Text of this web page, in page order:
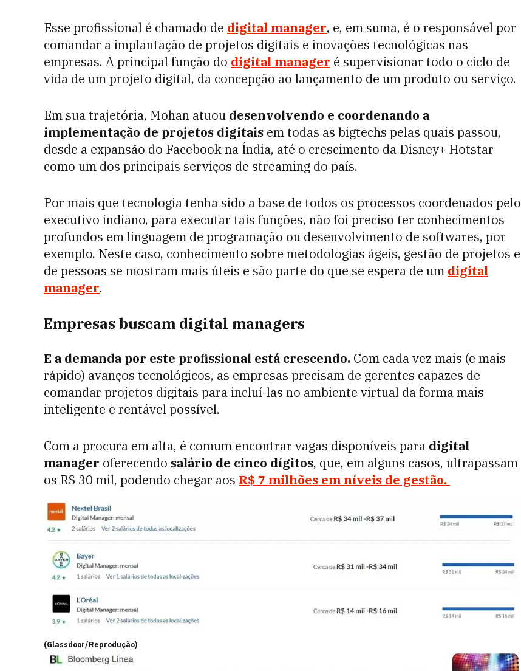
Esse profissional é chamado de digital manager, e, em suma, é o responsável por
comandar a implantação de projetos digitais e inovações tecnológicas nas
empresas. A principal função do digital manager é supervisionar todo o ciclo de
vida de um projeto digital, da concepção ao lançamento de um produto ou serviço.
Em sua trajetória, Mohan atuou desenvolvendo e coordenando a
implementação de projetos digitais em todas as bigtechs pelas quais passou,
desde a expansão do Facebook na Índia, até o crescimento da Disney+ Hotstar
como um dos principais serviços de streaming do país.
Por mais que tecnologia tenha sido a base de todos os processos coordenados pelo
executivo indiano, para executar tais funções, não foi preciso ter conhecimentos
profundos em linguagem de programação ou desenvolvimento de softwares, por
exemplo. Neste caso, conhecimento sobre metodologias ágeis, gestão de projetos e
de pessoas se mostram mais úteis e são parte do que se espera de um digital
manager.
Empresas buscam digital managers
E a demanda por este profissional está crescendo. Com cada vez mais (e mais
rápido) avanços tecnológicos, as empresas precisam de gerentes capazes de
comandar projetos digitais para incluí-las no ambiente virtual da forma mais
inteligente e rentável possível.
Com a procura em alta, é comum encontrar vagas disponíveis para digital
manager oferecendo salário de cinco dígitos, que, em alguns casos, ultrapassam
os R$ 30 mil, podendo chegar aos R$ 7 milhões em níveis de gestão.
(Glassdoor/Reprodução)